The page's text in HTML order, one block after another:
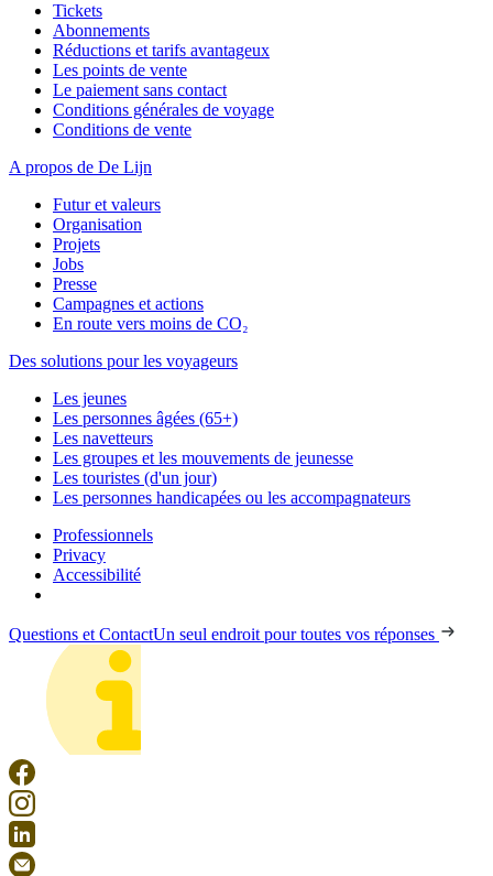
Tickets
Abonnements
Réductions et tarifs avantageux
Les points de vente
Le paiement sans contact
Conditions générales de voyage
Conditions de vente
A propos de De Lijn
Futur et valeurs
Organisation
Projets
Jobs
Presse
Campagnes et actions
En route vers moins de CO₂
Des solutions pour les voyageurs
Les jeunes
Les personnes âgées (65+)
Les navetteurs
Les groupes et les mouvements de jeunesse
Les touristes (d'un jour)
Les personnes handicapées ou les accompagnateurs
Professionnels
Privacy
Accessibilité
Questions et ContactUn seul endroit pour toutes vos réponses